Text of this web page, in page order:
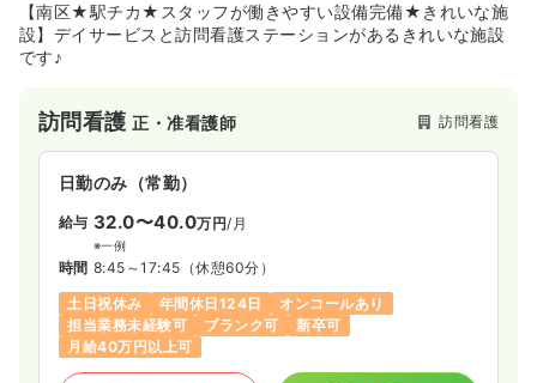
【南区★駅チカ★スタッフが働きやすい設備完備★きれいな施
設】デイサービスと訪問看護ステーションがあるきれいな施設
です♪
訪問看護正・准看護師 訪問看護
日勤のみ（常勤）
給与 32.0〜40.0万円/月
※一例
時間 8:45～17:45 （休憩60分）
土日祝休み
年間休日124日
オンコールあり
担当業務未経験可
ブランク可
新卒可
月給40万円以上可